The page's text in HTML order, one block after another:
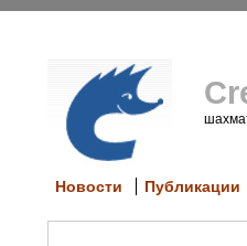
Новости Публикации